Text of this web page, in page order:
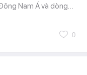
Nam Á và dòng…
0